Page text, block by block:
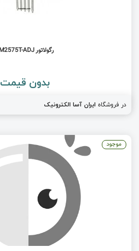
رگولاتور LM2575T-ADJ
بدون قیمت
در فروشگاه ایران آسا الکترونیک
موجود